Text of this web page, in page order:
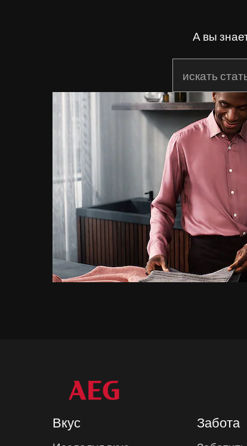
А вы
Вкус Забота